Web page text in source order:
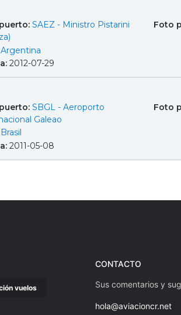
SAEZ - Ministro Pistarini
Argentina
2012-07-29
Foto
SBGL - Aeroporto
Galeao
Brasil
2011-05-08
Foto
vuelos
CONTACTO
Sus comentarios y
hola@aviacioncr.net